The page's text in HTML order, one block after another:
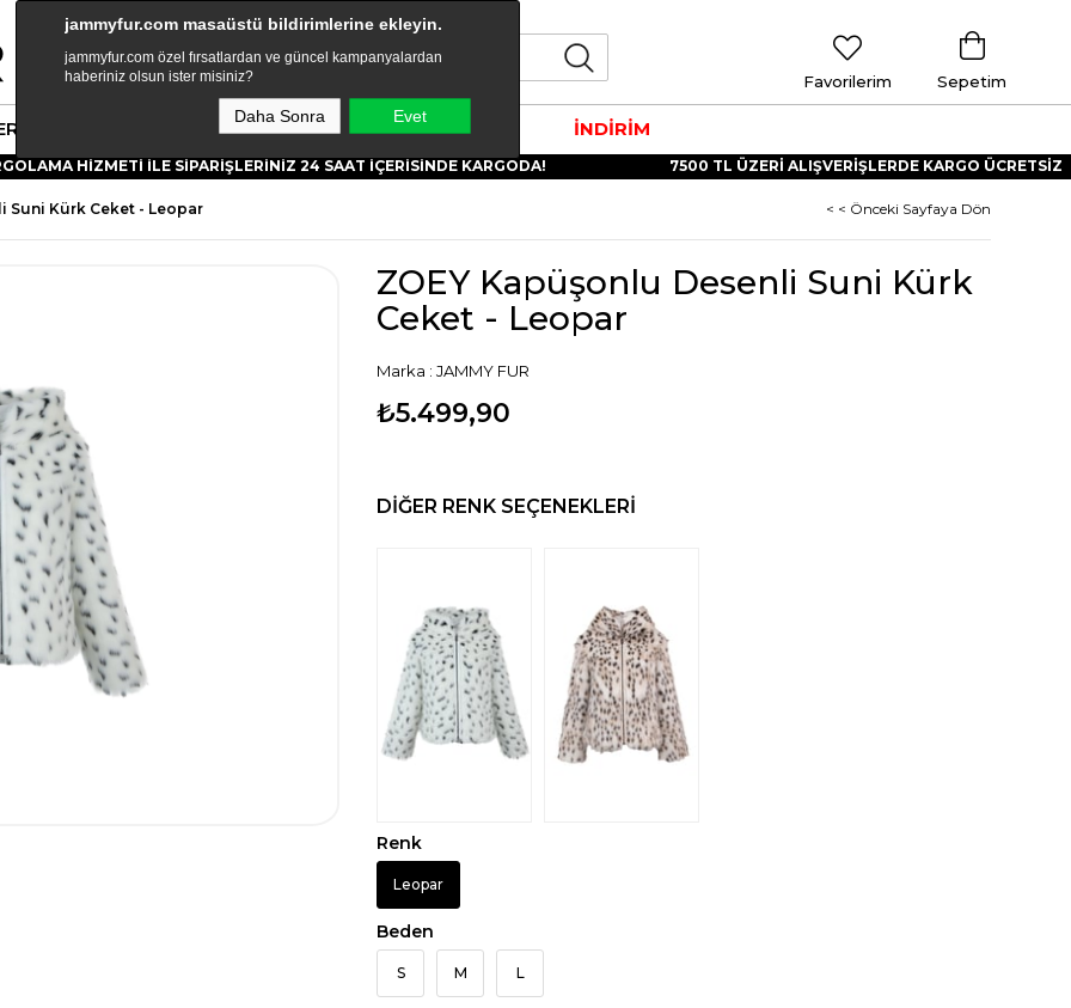
jammyfur.com masaüstü bildirimlerine ekleyin.
jammyfur.com özel fırsatlardan ve güncel kampanyalardan
haberiniz olsun ister misiniz?
Daha Sonra Evet
Sepetim
Favorilerim
KOLEKSIYONLAR JAMMY WORLD İNDİRİM
HİZMETİ İLE SİPARİŞLERİNİZ 24 SAAT İÇERİSİNDE KARGODA! 7500 TL ÜZERİ ALIŞVERİŞLERDE KARGO ÜCRETSİZ
Suni Kürk Ceket - Leopar < < Önceki Sayfaya Dön
ZOEY Kapüşonlu Desenli Suni Kürk
Ceket - Leopar
Marka : JAMMY FUR
₺5.499,90
DIĞER RENK SEÇENEKLERI
Renk
Leopar
Beden
S M L